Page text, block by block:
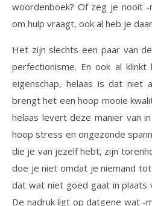
woordenboek? Of zeg je nooit
om hulp vraagt, ook al heb je
Het zijn slechts een paar van
perfectionisme. En ook al
eigenschap, helaas is dat niet
brengt het een hoop mooie
helaas levert deze manier van
hoop stress en ongezonde
die je van jezelf hebt, zijn
doe je niet omdat je niemand
dat wat niet goed gaat in plaats
De nadruk ligt op datgene wat